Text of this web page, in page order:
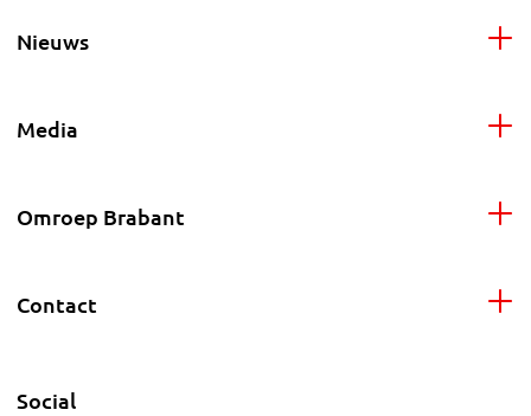
Nieuws
Media
Omroep Brabant
Contact
Social